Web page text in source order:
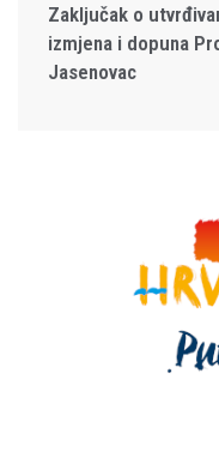
Zaključak o
izmjena i dopuna
Jasenovac